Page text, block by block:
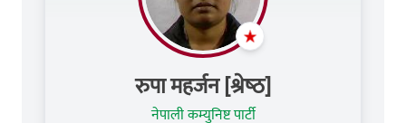
रुपा महर्जन [श्रेष्‍ठ]
नेपाली कम्युनिष्ट पार्टी